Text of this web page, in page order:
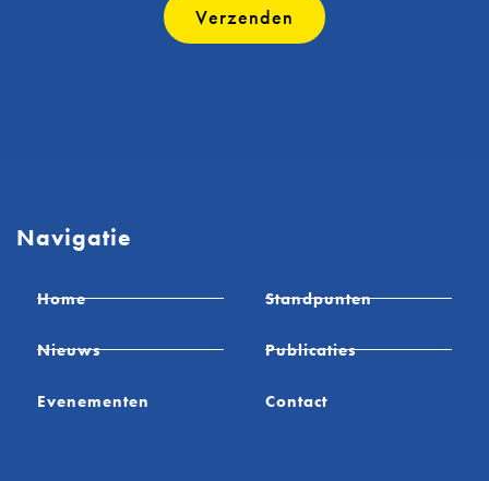
Verzenden
Navigatie
Home
Nieuws
Evenementen
Standpunten
Publicaties
Contact